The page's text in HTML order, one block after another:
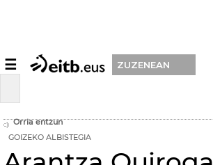
☰ ZUZENEAN
Orria entzun
GOIZEKO ALBISTEGIA